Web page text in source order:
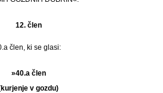
12. člen
člen, ki se glasi:
»40.a člen
v gozdu)